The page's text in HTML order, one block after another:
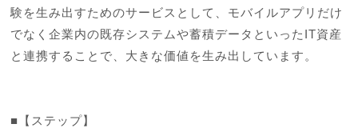
験を生み出すためのサービスとして、モバイルアプリだけ
でなく企業内の既存システムや蓄積データといったIT資産
と連携することで、大きな価値を生み出しています。
■【ステップ】